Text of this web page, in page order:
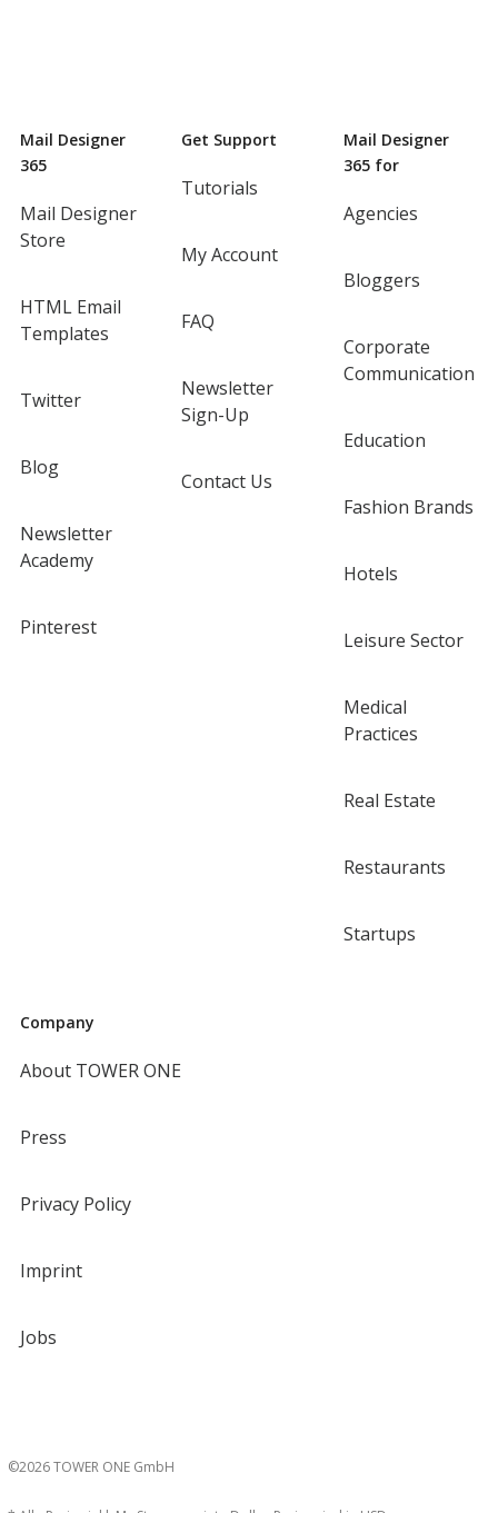
Mail Designer
365
Mail Designer
Store
HTML Email
Templates
Twitter
Blog
Newsletter
Academy
Pinterest
Get Support
Tutorials
My Account
FAQ
Newsletter
Sign-Up
Contact Us
Mail Designer
365 for
Agencies
Bloggers
Corporate
Communication
Education
Fashion Brands
Hotels
Leisure Sector
Medical
Practices
Real Estate
Restaurants
Startups
Company
About TOWER ONE
Press
Privacy Policy
Imprint
Jobs
©2026 TOWER ONE GmbH